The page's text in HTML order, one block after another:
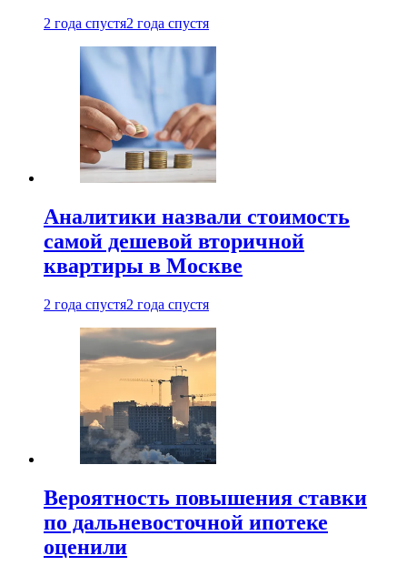
2 года спустя2 года спустя
Аналитики назвали стоимость
самой дешевой вторичной
квартиры в Москве
2 года спустя2 года спустя
Вероятность повышения ставки
по дальневосточной ипотеке
оценили